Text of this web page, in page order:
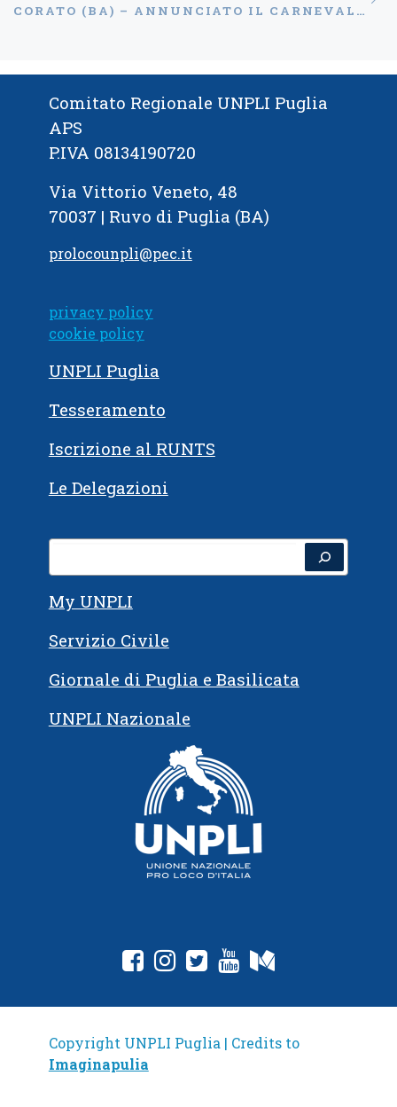
CORATO (BA) – ANNUNCIATO IL CARNEVALE CORATINO 2023: PERCHÉ “SIAMO TAGLIATI PER IL CARNEVALE”
Comitato Regionale UNPLI Puglia
APS
P.IVA 08134190720
Via Vittorio Veneto, 48
70037 | Ruvo di Puglia (BA)
prolocounpli@pec.it
privacy policy
cookie policy
UNPLI Puglia
Tesseramento
Iscrizione al RUNTS
Le Delegazioni
My UNPLI
Servizio Civile
Giornale di Puglia e Basilicata
UNPLI Nazionale
fab fa-facebook-square
fab fa-instagram
fab fa-twitter-square
fab fa-youtube
Copyright UNPLI Puglia | Credits to
Imaginapulia